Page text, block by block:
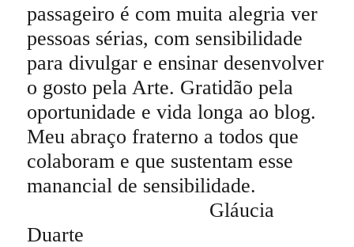
passageiro é com muita alegria ver
pessoas sérias, com sensibilidade
para divulgar e ensinar desenvolver
o gosto pela Arte. Gratidão pela
oportunidade e vida longa ao blog.
Meu abraço fraterno a todos que
colaboram e que sustentam esse
manancial de sensibilidade.
Gláucia
Duarte